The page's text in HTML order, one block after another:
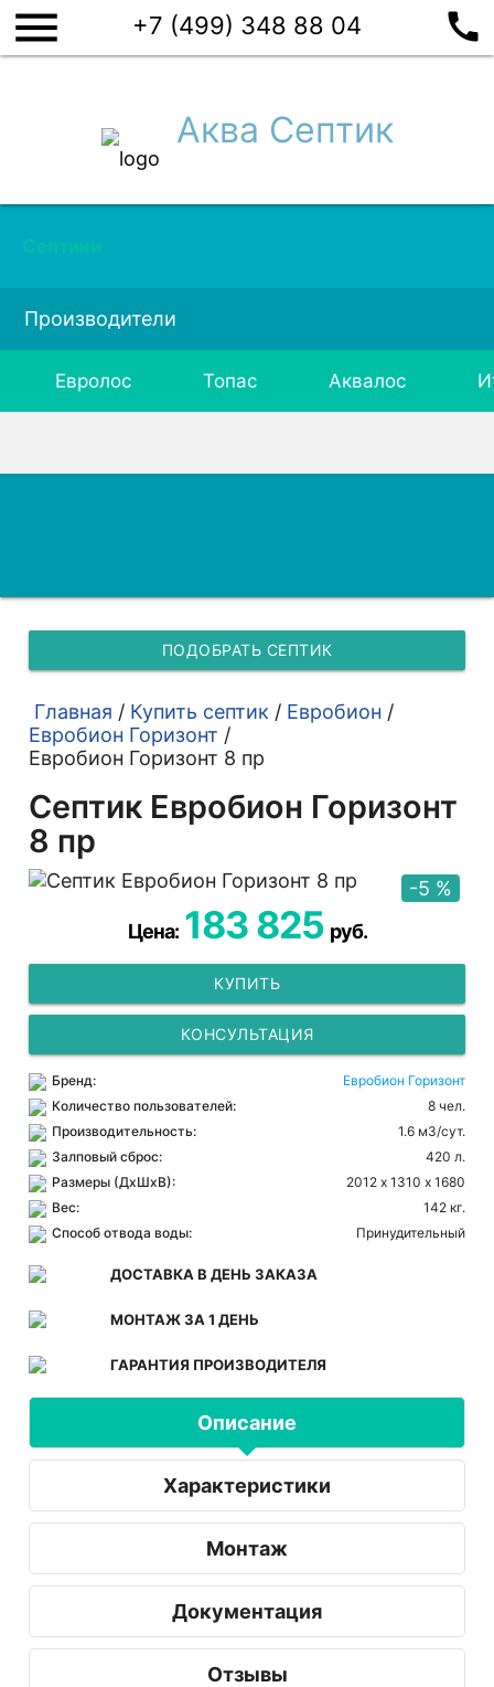
menu +7 (499) 348 88 04 call
Аква Септик
Септики
Производители
Евролос Топас Аквалос
ПОДОБРАТЬ СЕПТИК
Главная / Купить септик / Евробион /
Евробион Горизонт /
Евробион Горизонт 8 пр
Септик Евробион Горизонт
8 пр
-5 %
Цена: 183 825 руб.
КУПИТЬ
КОНСУЛЬТАЦИЯ
Бренд:
Евробион Горизонт
Количество пользователей:
8 чел.
Производительность:
1.6 м3/сут.
Залповый сброс:
420 л.
Размеры (ДхШхВ):
2012 х 1310 х 1680
Вес:
142 кг.
Способ отвода воды:
Принудительный
ДОСТАВКА В ДЕНЬ ЗАКАЗА
МОНТАЖ ЗА 1 ДЕНЬ
ГАРАНТИЯ ПРОИЗВОДИТЕЛЯ
Описание
Характеристики
Монтаж
Документация
Отзывы